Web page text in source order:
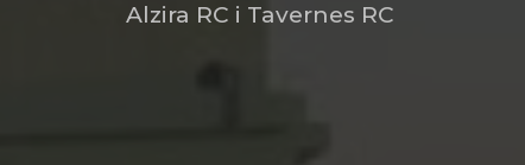
Alzira RC i Tavernes RC